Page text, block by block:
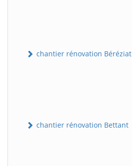
chantier rénovation Béréziat
chantier rénovation Bettant